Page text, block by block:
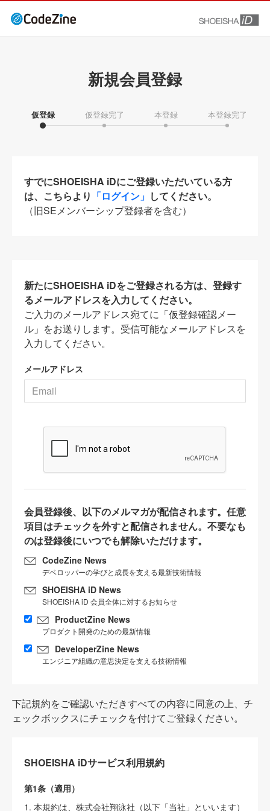
新規会員登録
仮登録 仮登録完了 本登録 本登録完了
すでにSHOEISHA iDにご登録いただいている方
は、こちらより 「ログイン」 してください。
（旧SEメンバーシップ登録者を含む）
新たにSHOEISHA iDをご登録される方は、登録す
るメールアドレスを入力してください。
ご入力のメールアドレス宛てに「仮登録確認メー
ル」をお送りします。受信可能なメールアドレスを
入力してください。
メールアドレス
会員登録後、以下のメルマガが配信されます。任意
項目はチェックを外すと配信されません。不要なも
のは登録後にいつでも解除いただけます。
CodeZine News
デベロッパーの学びと成長を支える最新技術情報
SHOEISHA iD News
SHOEISHA iD 会員全体に対するお知らせ
ProductZine News
プロダクト開発のための最新情報
DeveloperZine News
エンジニア組織の意思決定を支える技術情報
下記規約をご確認いただきすべての内容に同意の上、チ
ェックボックスにチェックを付けてご登録ください。
SHOEISHA iDサービス利用規約
第1条（適用）
1. 本規約は、株式会社翔泳社（以下「当社」といいます）